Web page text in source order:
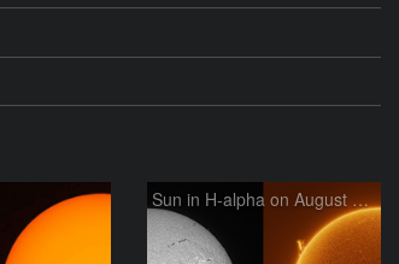
Sun in H-alpha on August 6, 2026